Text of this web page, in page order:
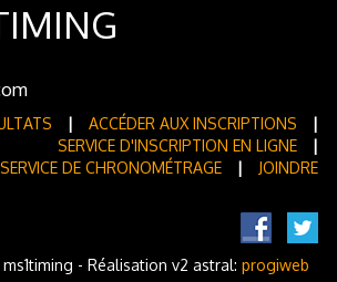
| ACCÉDER AUX INSCRIPTIONS
|
SERVICE D'INSCRIPTION EN LIGNE
|
SERVICE DE CHRONOMÉTRAGE
| JOINDRE
- Réalisation v2 astral: progiweb